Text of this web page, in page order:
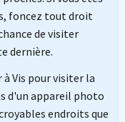
foncez tout droit
de visiter
dernière.
Vis pour visiter la
d'un appareil photo
endroits que